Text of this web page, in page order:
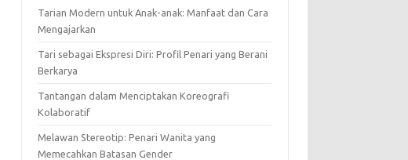
Tarian Modern untuk Anak-anak: Manfaat dan Cara
Mengajarkan
Tari sebagai Ekspresi Diri: Profil Penari yang Berani
Berkarya
Tantangan dalam Menciptakan Koreografi
Kolaboratif
Melawan Stereotip: Penari Wanita yang
Memecahkan Batasan Gender